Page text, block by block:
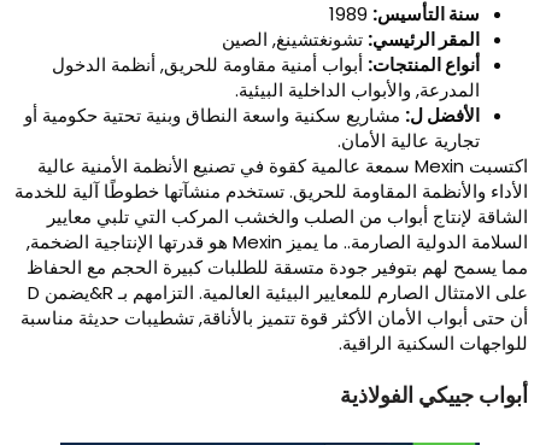
سنة التأسيس:1989
المقر الرئيسي:تشونغتشينغ, الصين
أنواع المنتجات:أبواب أمنية مقاومة للحريق, أنظمة الدخول
المدرعة, والأبواب الداخلية البيئية.
الأفضل ل:مشاريع سكنية واسعة النطاق وبنية تحتية حكومية أو
تجارية عالية الأمان.
اكتسبت Mexin سمعة عالمية كقوة في تصنيع الأنظمة الأمنية عالية
والأنظمة المقاومة للحريق. تستخدم منشآتها خطوطًا آلية للخدمة
لإنتاج أبواب من الصلب والخشب المركب التي تلبي معايير
السلامة الدولية الصارمة.. ما يميز Mexin هو قدرتها الإنتاجية الضخمة,
يسمح لهم بتوفير جودة متسقة للطلبات كبيرة الحجم مع الحفاظ
على الامتثال الصارم للمعايير البيئية العالمية. التزامهم بـ R&يضمن D
حتى أبواب الأمان الأكثر قوة تتميز بالأناقة, تشطيبات حديثة مناسبة
السكنية الراقية.
جييكي الفولاذية